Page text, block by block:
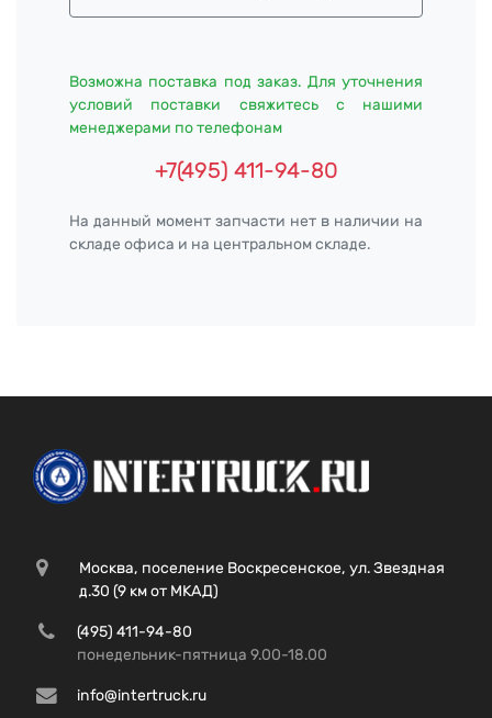
Возможна поставка под заказ. Для уточнения
условий поставки свяжитесь с нашими
менеджерами по телефонам
+7(495) 411-94-80
На данный момент запчасти нет в наличии на
складе офиса и на центральном складе.
Москва, поселение Воскресенское, ул. Звездная
д.30 (9 км от МКАД)
(495) 411-94-80
понедельник-пятница 9.00-18.00
info@intertruck.ru